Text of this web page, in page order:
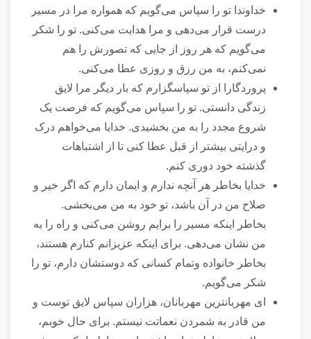
خداوندا تو را سپاس می‌گویم که همواره مرا در مسیر
درست قرار می‌دهی و مرا هدایت می‌کنی. تو را شکر
می‌گویم که هر روز از جایی که تصورش را هم
نمی‌کنم، به من رزق و روزی عطا می‌کنی.
پروردگارا از تو سپاسگزارم که بار دیگر مرا لایق
زندگی دانستی. تو را سپاس می‌گویم که فرصت یک
شروع مجدد را به من بخشیدی. خدایا می‌خواهم درک
و درایتی بیشتر از قبل عطا کنی تا از اشتباهات
گذشته خود دوری کنم‌.
خدایا بخاطر هر آنچه ندارم و ایمان دارم که اگر خیر و
صلاح من در آن باشد، تو خود به من می‌بخشی.
بخاطر اینکه مسیر را برایم روشن می‌کنی و راه را به
من نشان می‌دهی. برای اینکه عزیزانم کنارم هستند،
بخاطر خانواده و‌تمام کسانی که دوستشان دارم، تو را
شکر می‌گویم.
ای مهربانترین مهربانان، هزاران سپاس لایق توست و
من قادر به شمردن نعماتت نیستم. برای حال خوبم،